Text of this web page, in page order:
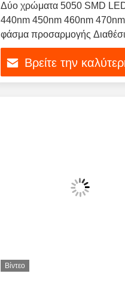
Δύο χρώματα 5050 SMD
440nm 450nm 460nm
φάσμα προσαρμογής
Για εξωτερικά φορητά φακούς
Βρείτε την
Βίντεο